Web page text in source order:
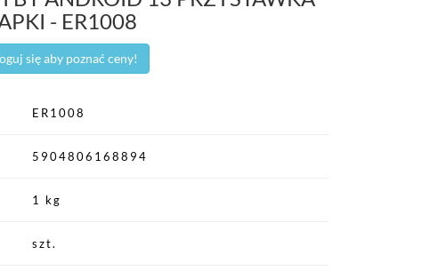
- ER1008
się aby poznać ceny!
ER1008
5904806168894
1 kg
szt.